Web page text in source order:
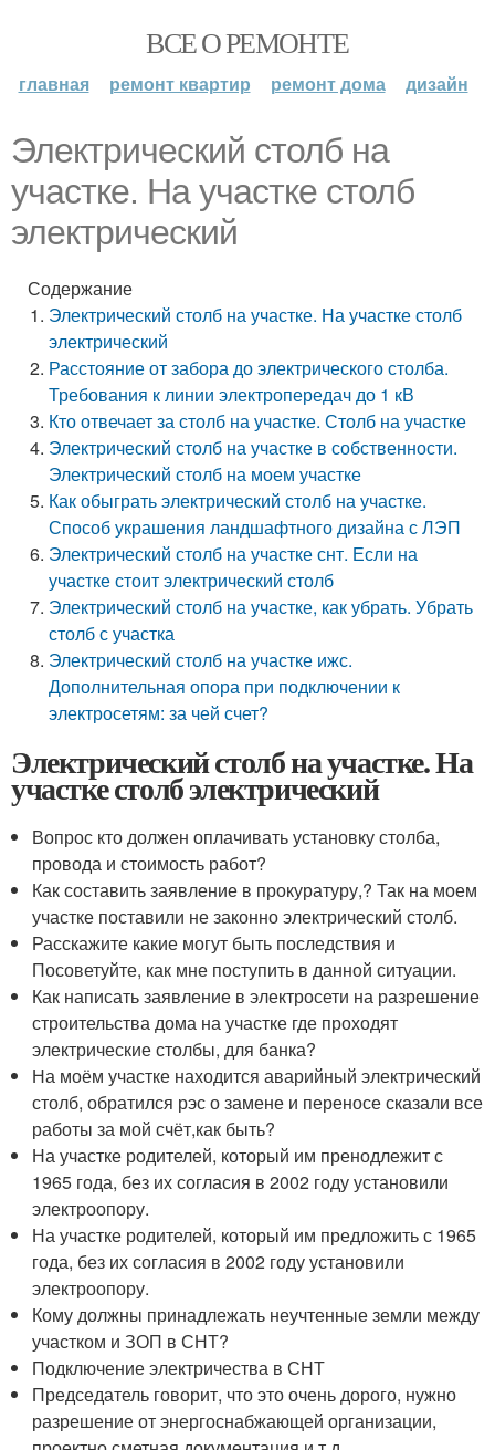
ВСЕ О РЕМОНТЕ
главная ремонт квартир ремонт дома дизайн
Электрический столб на
участке. На участке столб
электрический
Содержание
Электрический столб на участке. На участке столб
электрический
Расстояние от забора до электрического столба.
Требования к линии электропередач до 1 кВ
Кто отвечает за столб на участке. Столб на участке
Электрический столб на участке в собственности.
Электрический столб на моем участке
Как обыграть электрический столб на участке.
Способ украшения ландшафтного дизайна с ЛЭП
Электрический столб на участке снт. Если на
участке стоит электрический столб
Электрический столб на участке, как убрать. Убрать
столб с участка
Электрический столб на участке ижс.
Дополнительная опора при подключении к
электросетям: за чей счет?
Электрический столб на участке. На
участке столб электрический
Вопрос кто должен оплачивать установку столба,
провода и стоимость работ?
Как составить заявление в прокуратуру,? Так на моем
участке поставили не законно электрический столб.
Расскажите какие могут быть последствия и
Посоветуйте, как мне поступить в данной ситуации.
Как написать заявление в электросети на разрешение
строительства дома на участке где проходят
электрические столбы, для банка?
На моём участке находится аварийный электрический
столб, обратился рэс о замене и переносе сказали все
работы за мой счёт,как быть?
На участке родителей, который им пренодлежит с
1965 года, без их согласия в 2002 году установили
электроопору.
На участке родителей, который им предложить с 1965
года, без их согласия в 2002 году установили
электроопору.
Кому должны принадлежать неучтенные земли между
участком и ЗОП в СНТ?
Подключение электричества в СНТ
Председатель говорит, что это очень дорого, нужно
разрешение от энергоснабжающей организации,